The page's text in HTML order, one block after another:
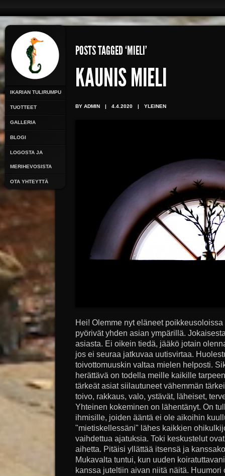
IKARIAN TULIRUMPU
TUOTTEET
GALLERIA
BLOGI
LOGOSTA JA
MERIHEVOSISTA
OTA YHTEYTTÄ
POSTS TAGGED ‘MIELI’
KAUNIS MIELI
BY ADMIN | 4.4.2020 | YLEINEN
Hei! Olemme nyt eläneet
pyörivät yhden asian ympärillä.
asiasta. Ei oikein tiedä, jääkö jotain
jos ei seuraa jatkuvaa uutisvirtaa.
toivottomuuskin valtaa mielen helposti.
herättävä on todella meille kaikille
tärkeät asiat siilautuneet vähemmän
toivo, rakkaus, valo, ystävät, läheiset,
Yhteinen kokeminen on lähentänyt. On
ihmisille, joiden ääntä ei ole aikoihin
"mietiskellessäni" lähes kaikkien
vaihdettua ajatuksia. Toki keskustelut
aihetta. Pitäisi yllättää itsensä ja
Mukavalta tuntui, kun uuden
kanssa juteltiin aivan niitä näitä. Huumori